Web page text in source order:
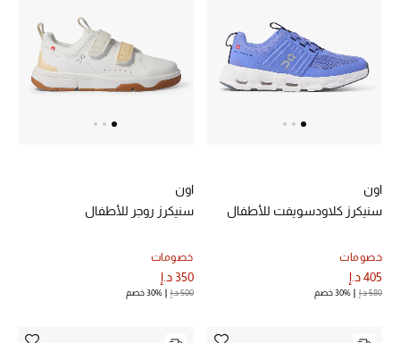
خصم حتى 70%
تسوقوا الآن
ما وصلنا حديثاً
النساء
اون
سنيكرز كلاودسويفت للأطفال
خصومات
405 د.إ
580 د.إ 30% خصم
اون
سنيكرز روجر للأطفال
خصومات
350 د.إ
500 د.إ 30% خصم